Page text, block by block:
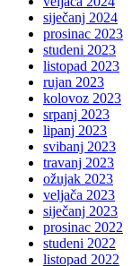
siječanj 2024
prosinac 2023
studeni 2023
listopad 2023
rujan 2023
kolovoz 2023
srpanj 2023
lipanj 2023
svibanj 2023
travanj 2023
ožujak 2023
veljača 2023
siječanj 2023
prosinac 2022
studeni 2022
listopad 2022